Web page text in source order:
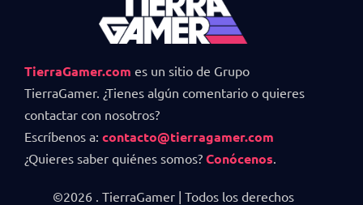
TierraGamer.com es un sitio de Grupo
TierraGamer. ¿Tienes algún comentario o quieres
contactar con nosotros?
Escríbenos a: contacto@tierragamer.com
¿Quieres saber quiénes somos? Conócenos
©2026 . TierraGamer | Todos los derechos